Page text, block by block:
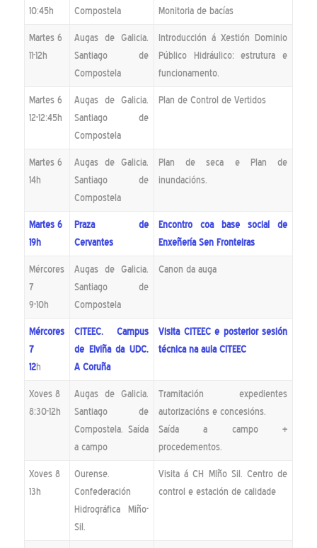
10:45h
Compostela
Monitoria de bacías
Martes 6
11-12h
Augas de Galicia.
Santiago de
Compostela
Introducción á Xestión Dominio
Público Hidráulico: estrutura e
funcionamento.
Martes 6
12-12:45h
Augas de Galicia.
Santiago de
Compostela
Plan de Control de Vertidos
Martes 6
14h
Augas de Galicia.
Santiago de
Compostela
Plan de seca e Plan de
inundacións.
Martes 6
19h
Praza de
Cervantes
Encontro coa base social de
Enxeñería Sen Fronteiras
Mércores
7
9-10h
Augas de Galicia.
Santiago de
Compostela
Canon da auga
Mércores
7
12h
CITEEC. Campus
de Elviña da UDC.
A Coruña
Visita CITEEC e posterior sesión
técnica na aula CITEEC
Xoves 8
8:30-12h
Augas de Galicia.
Santiago de
Compostela. Saída
a campo
Tramitación expedientes
autorizacións e concesións.
Saída a campo +
procedementos.
Xoves 8
13h
Ourense.
Confederación
Hidrográfica Miño-
Sil.
Visita á CH MIño Sil. Centro de
control e estación de calidade